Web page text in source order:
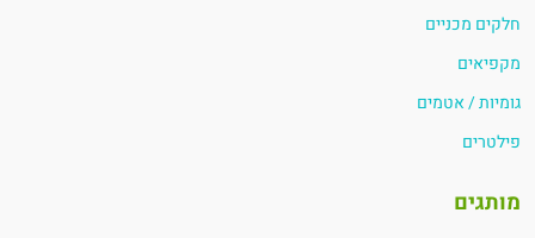
חלקים מכניים
מקפיאים
גומיות / אטמים
פילטרים
מותגים